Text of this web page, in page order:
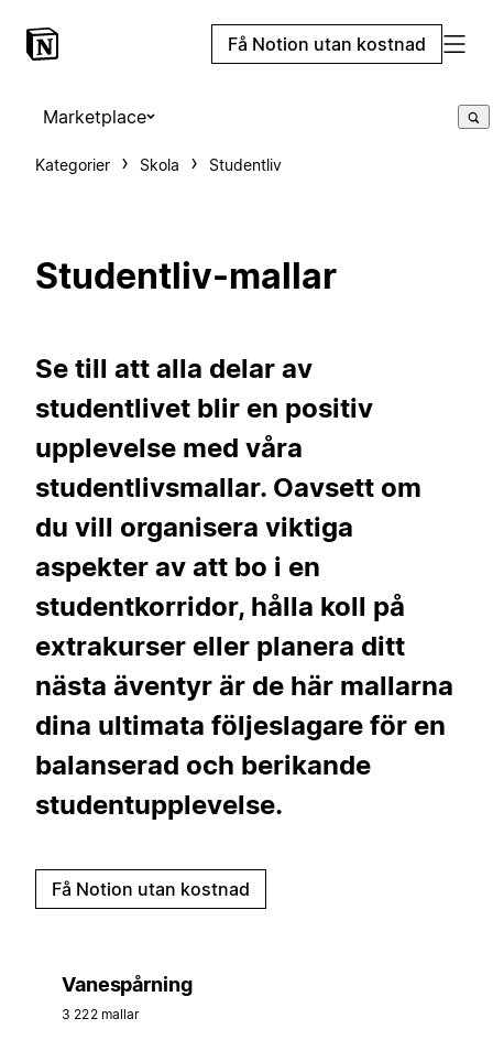
Få Notion utan kostnad
Marketplace
Kategorier Skola Studentliv
Studentliv-mallar
Se till att alla delar av
studentlivet blir en positiv
upplevelse med våra
studentlivsmallar. Oavsett om
du vill organisera viktiga
aspekter av att bo i en
studentkorridor, hålla koll på
extrakurser eller planera ditt
nästa äventyr är de här mallarna
dina ultimata följeslagare för en
balanserad och berikande
studentupplevelse.
Få Notion utan kostnad
Vanespårning
3 222 mallar